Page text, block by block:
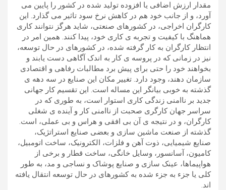
مقدار ارزش اضافی یا افزوده تولید شده در کشور را پایین می
آورد، و از جانب خود هم در کاهش نرخ سود تاثیر می گذارد. این
کارگران اخراجی، در کشورهای صنعتی، شاید هرگز نتوانند کاری
هماهنگ با کیفیت و تجربه ی کاری خود، پیدا کنند. همین امر در
انتظار کارگران به کار گرفته شده، در کشورهای در حال توسعه،
نیز در زمانی که در پروسه ی کار به اندک آگاهی دست یابند و
بخواهند خود را حتی برای پیش برد مطالبات رفاهی و اقتصادی
سازمان دهند، وجود دارد. تغییر مکان این صنایع در سه دهه ی
گذشته به خوبی بیانگر این مساله است. این تقسیم کار جهانی
جدید بر ناامنی زندگی کاری استوار است، به طوری که در
سراسر جهان کارگری صحبت از ناامنی کار و آینده ی شغلی
کارگران، و در نتیجه ی آن بی افقی و هراس و بی عملی، است.
گذشته از صنعت ماشین سازی و بعضی صنایع استراتژیک،
صنایع شیمیایی، ذوت آهن و فلزات، الکترونیک، ساخت اتومبیل،
کامیون، آسانسور، وسایل خانگی، ساخت قطار و برخی از
هواپیماها، عینک سازی و صنایع پوشاک و نساجی و مد، به طور
کلی یا جزء به جزء شده به کشورهای در حال توسعه انتقال یافته
اند.